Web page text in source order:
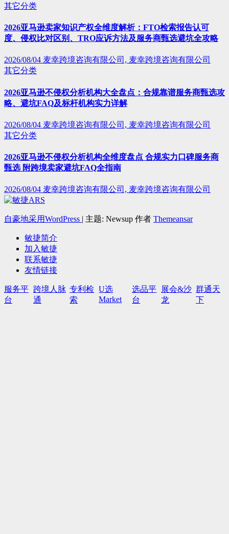
其它分类
2026亚马逊卖家知识产权全维度解析：FTO检索报告认可
度、侵权比对区别、TRO应诉方法及服务商甄选避坑全攻略
2026/08/04 麦幸跨境咨询有限公司, 麦幸跨境咨询有限公司
其它分类
2026亚马逊不侵权分析机构大全盘点：合规靠谱服务商甄选攻
略、避坑FAQ及标杆机构实力详解
2026/08/04 麦幸跨境咨询有限公司, 麦幸跨境咨询有限公司
其它分类
2026亚马逊不侵权分析机构全维度盘点 合规实力口碑服务商
甄选 附跨境卖家避坑FAQ全指南
2026/08/04 麦幸跨境咨询有限公司, 麦幸跨境咨询有限公司
自豪地采用WordPress | 主题: Newsup 作者 Themeansar
敏捷简介
加入敏捷
联系敏捷
友情链接
服务平
台
跨境人脉
通
专利检
索
U选
Market
选品平
台
展会&沙
龙
群通天
下